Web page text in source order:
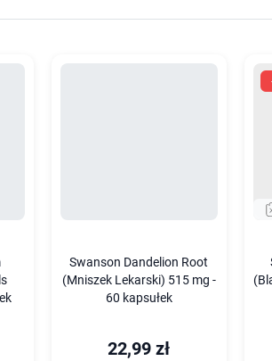
Swanson Dandelion Root
(Mniszek Lekarski) 515 mg -
60 kapsułek
22,99 zł